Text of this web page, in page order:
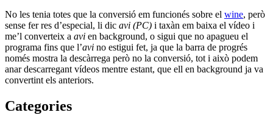
No les tenia totes que la conversió em funcionés sobre el wine, però
sense fer res d’especial, li dic avi (PC) i taxàn em baixa el vídeo i
me’l converteix a avi en background, o sigui que no apagueu el
programa fins que l’avi no estigui fet, ja que la barra de progrés
només mostra la descàrrega però no la conversió, tot i això podem
anar descarregant vídeos mentre estant, que ell en background ja va
convertint els anteriors.
Categories